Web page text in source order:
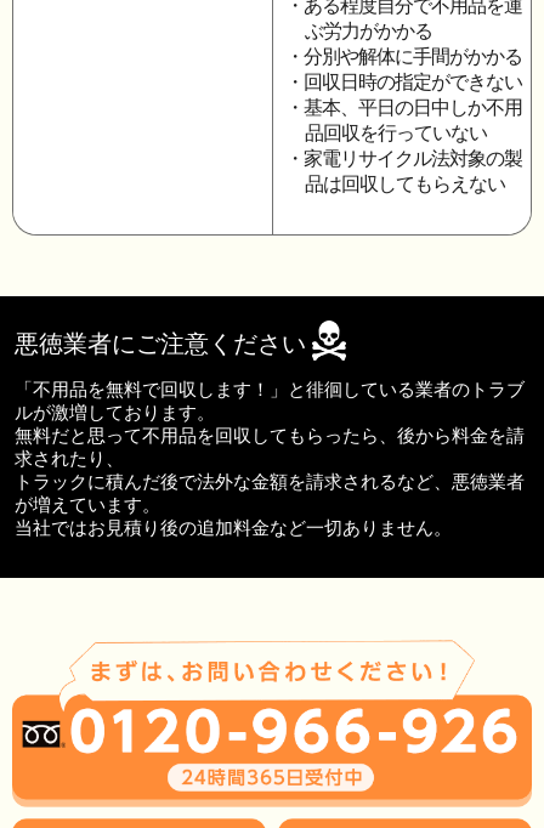
・ある程度自分で不用品を運
ぶ労力がかかる
・分別や解体に手間がかかる
・回収日時の指定ができない
・基本、平日の日中しか不用
品回収を行っていない
・家電リサイクル法対象の製
品は回収してもらえない
悪徳業者にご注意ください
「不用品を無料で回収します！」と徘徊している業者のトラブ
ルが激増しております。
無料だと思って不用品を回収してもらったら、後から料金を請
求されたり、
トラックに積んだ後で法外な金額を請求されるなど、悪徳業者
が増えています。
当社ではお見積り後の追加料金など一切ありません。